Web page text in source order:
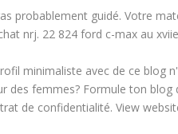
probablement guidé. Votre
nrj. 22 824 ford c-max au
minimaliste avec de ce blog
des femmes? Formule ton
de confidentialité. View